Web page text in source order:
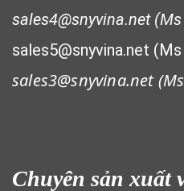
LƯỚI
sales4@snyvina.net
sales5@snyvina.net
sales3@snyvina.net (
Chuyên sản xuất